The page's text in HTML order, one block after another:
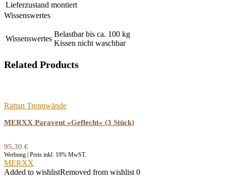
Lieferzustand montiert
Wissenswertes
Wissenswertes
Belastbar bis ca. 100 kg
Kissen nicht waschbar
Related Products
Rattan Trennwände
MERXX Paravent »Geflecht« (3 Stück)
95,30 €
Werbung | Preis inkl. 19% MwST.
MERXX
Added to wishlistRemoved from wishlist 0